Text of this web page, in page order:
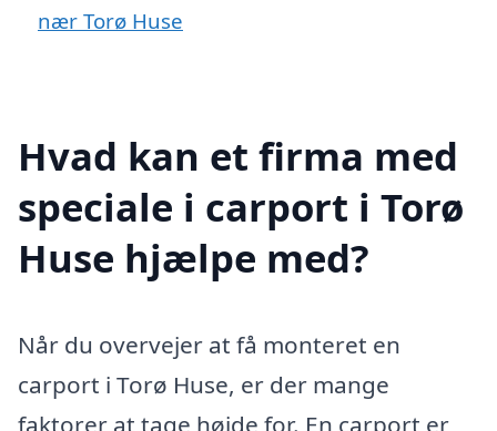
nær Torø Huse
Hvad kan et firma med
speciale i carport i Torø
Huse hjælpe med?
Når du overvejer at få monteret en
carport i Torø Huse, er der mange
faktorer at tage højde for. En carport er